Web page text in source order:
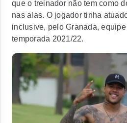
que o treinador não tem como
nas alas. O jogador tinha
inclusive, pelo Granada,
temporada 2021/22.